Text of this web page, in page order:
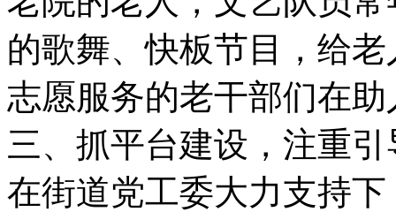
的歌舞、快板节目，给
志愿服务的老干部们在
三、抓平台建设，注重
在街道党工委大力支持